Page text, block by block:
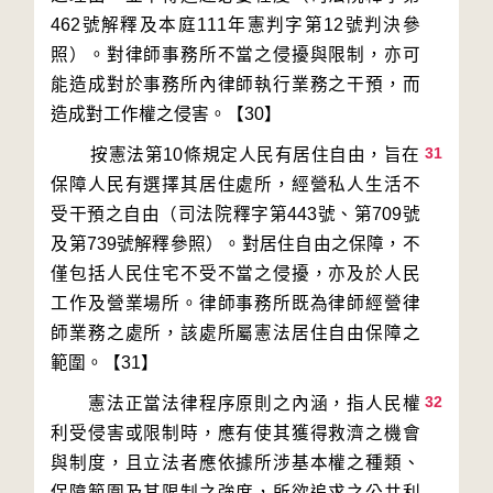
462號解釋及本庭111年憲判字第12號判決參
照）。對律師事務所不當之侵擾與限制，亦可
能造成對於事務所內律師執行業務之干預，而
31
        按憲法第10條規定人民有居住自由，旨在
保障人民有選擇其居住處所，經營私人生活不
受干預之自由（司法院釋字第443號、第709號
及第739號解釋參照）。對居住自由之保障，不
僅包括人民住宅不受不當之侵擾，亦及於人民
工作及營業場所。律師事務所既為律師經營律
師業務之處所，該處所屬憲法居住自由保障之
32
憲法正當法律程序原則之內涵，指人民權
利受侵害或限制時，應有使其獲得救濟之機會
與制度，且立法者應依據所涉基本權之種類、